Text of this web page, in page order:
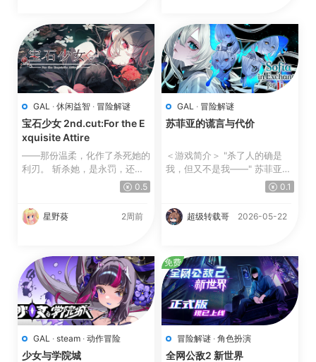
GAL · 休闲益智 · 冒险解谜
宝石少女 2nd.cut:For the E
xquisite Attire
——那份温柔，化作了杀死她的
利刃。 斩杀她，是永罚，还是
救赎？在纯爱与嫉妒交织... 0.5
星野葵 2周前
GAL · 冒险解谜
苏菲亚的谎言与代价
＜游戏简介＞ "杀了人的确是
我，但又不是我——" 苏菲亚，
0.1
超级转载哥 2026-05-22
GAL · steam · 动作冒险
少女与学院城
冒险解谜 · 角色扮演
全网公敌2 新世界
免费